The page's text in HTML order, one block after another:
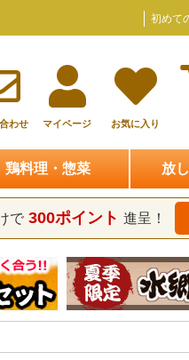
初めて
わせ マイページ お気に入り
鶏料理・惣菜 放
で 300ポイント 進呈！